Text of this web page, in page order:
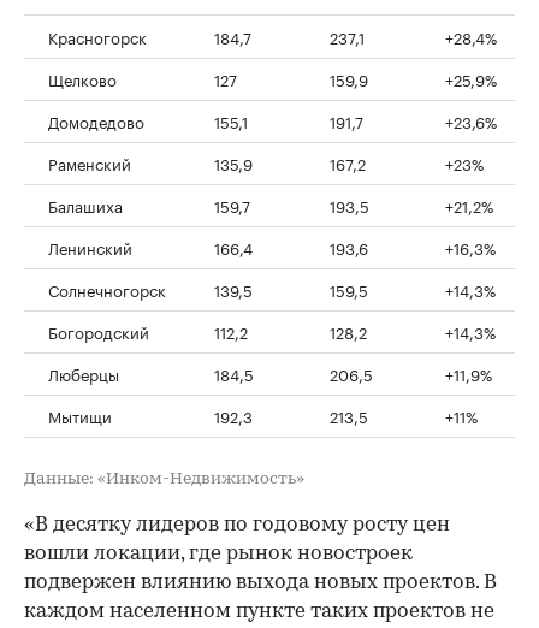
Красногорск 184,7 237,1
+28,4%
Щелково
127 159,9
+25,9%
Домодедово
155,1 191,7
+23,6%
Раменский
135,9 167,2
+23%
Балашиха
159,7 193,5
+21,2%
Ленинский
166,4 193,6
+16,3%
Солнечногорск
139,5 159,5
+14,3%
Богородский
112,2 128,2
+14,3%
Люберцы
184,5 206,5
+11,9%
Мытищи
192,3 213,5 +11%
Данные: «Инком-Недвижимость»
«В десятку лидеров по годовому росту цен
вошли локации, где рынок новостроек
подвержен влиянию выхода новых проектов. В
каждом населенном пункте таких проектов не